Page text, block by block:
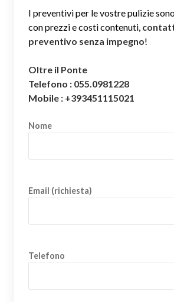
I preventivi per le vostre pulizie
con prezzi e costi contenuti,
preventivo senza impegno!
Oltre il Ponte
Telefono : 055.0981228
Mobile : +393451115021
Nome
Email (richiesta)
Telefono